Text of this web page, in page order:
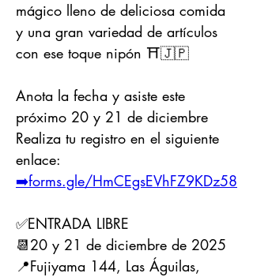
mágico lleno de deliciosa comida
y una gran variedad de artículos
con ese toque nipón ⛩🇯🇵
Anota la fecha y asiste este
próximo 20 y 21 de diciembre
Realiza tu registro en el siguiente
enlace:
➡️forms.gle/HmCEgsEVhFZ9KDz58
✅ENTRADA LIBRE
📆20 y 21 de diciembre de 2025
📍Fujiyama 144, Las Águilas,